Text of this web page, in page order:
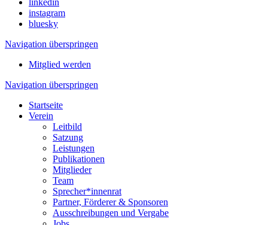
linkedin
instagram
bluesky
Navigation überspringen
Mitglied werden
Navigation überspringen
Startseite
Verein
Leitbild
Satzung
Leistungen
Publikationen
Mitglieder
Team
Sprecher*innenrat
Partner, Förderer & Sponsoren
Ausschreibungen und Vergabe